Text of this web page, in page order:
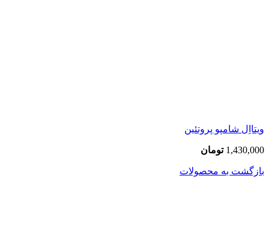
ویتااِل شامپو پروتئین
1,430,000 تومان
بازگشت به محصولات